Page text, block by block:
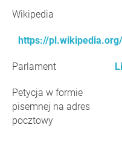
Wikipedia
https://
Parlament
Petycja w formie
pisemnej na adres
pocztowy